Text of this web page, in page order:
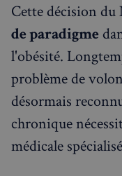
Cette décision du
de paradigme
l'obésité.
problème de
désormais
chronique
médicale